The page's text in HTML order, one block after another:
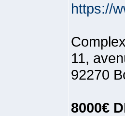
https://
11,
92270
8000€